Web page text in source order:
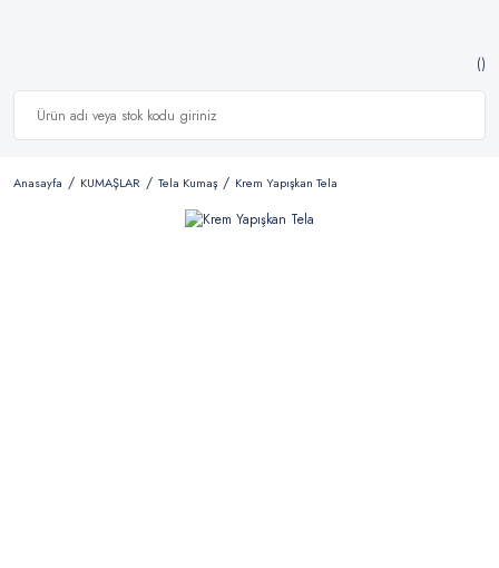
Anasayfa KUMAŞLAR Tela Kumaş Krem Yapışkan Tela